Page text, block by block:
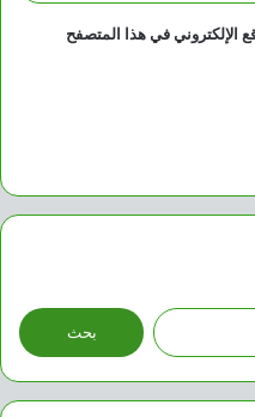
الإلكتروني في هذا المتصفح
البحث
عن: